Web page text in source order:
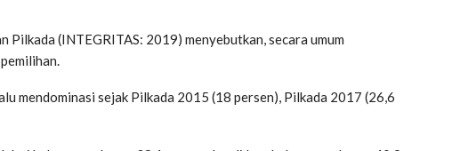
(INTEGRITAS: 2019) menyebutkan, secara umum
mendominasi sejak Pilkada 2015 (18 persen), Pilkada 2017 (26,6